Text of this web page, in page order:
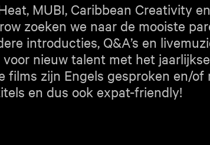
MUBI, Caribbean Creativity
zoeken we naar de mooiste
introducties, Q&A’s en
nieuw talent met het
films zijn Engels gesproken en/of
en dus ook expat-friendly!